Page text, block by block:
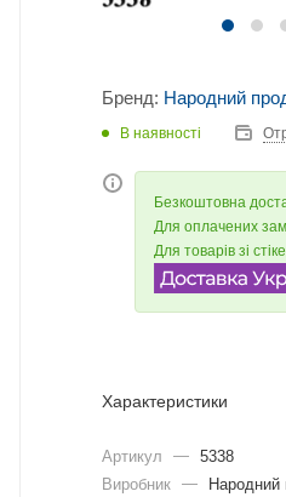
Бренд: Народний
В наявності
Безкоштовна
Для оплачених
Для товарів зі
Характеристики
Артикул — 5338
Виробник —
Народний